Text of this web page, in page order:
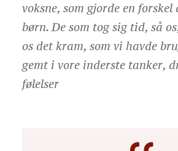
voksne, som gjorde en
børn. De som tog sig tid, så
os det kram, som vi havde
gemt i vore inderste tanker,
følelser